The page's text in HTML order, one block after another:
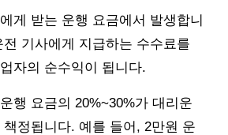
게 받는 운행 요금에서 발생합니
기사에게 지급하는 수수료를
자의 순수익이 됩니다.
행 요금의 20%~30%가 대리운
정됩니다. 예를 들어, 2만원 운